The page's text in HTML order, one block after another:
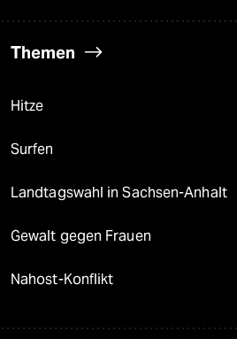
Themen
Hitze
Surfen
Landtagswahl in Sachsen-Anhalt
Gewalt gegen Frauen
Nahost-Konflikt